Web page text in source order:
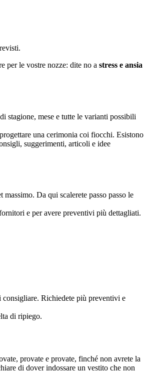
per le vostre nozze: dite no a stress e ansia
stagione, mese e tutte le varianti possibili
una cerimonia coi fiocchi. Esistono
suggerimenti, articoli e idee
Da qui scalerete passo passo le
e per avere preventivi più dettagliati.
Richiedete più preventivi e
di ripiego.
provate e provate, finché non avrete la
di dover indossare un vestito che non